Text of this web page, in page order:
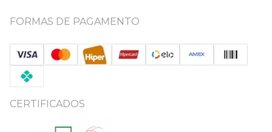
FORMAS DE PAGAMENTO
CERTIFICADOS